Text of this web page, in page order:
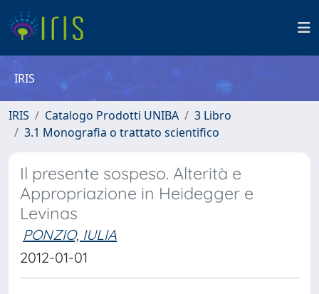
IRIS
IRIS Catalogo Prodotti UNIBA
3 Libro
3.1 Monografia o trattato scientifico
Il presente sospeso. Alterità e
Appropriazione in Heidegger e
Levinas
PONZIO, IULIA
2012-01-01